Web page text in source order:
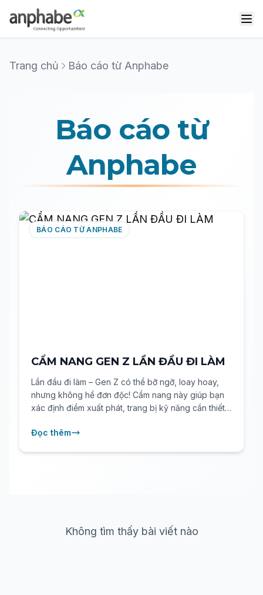
Trang chủ Báo cáo từ Anphabe
Báo cáo từ
Anphabe
BÁO CÁO TỪ ANPHABE
CẨM NANG GEN Z LẦN ĐẦU ĐI LÀM
Lần đầu đi làm – Gen Z có thể bỡ ngỡ, loay hoay,
nhưng không hề đơn độc! Cẩm nang này giúp bạn
xác định điểm xuất phát, trang bị kỹ năng cần thiết
đốc Nhân sự hàng đầu.
Đọc thêm
Không tìm thấy bài viết nào